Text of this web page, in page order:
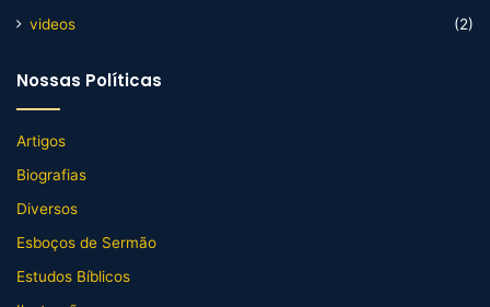
videos
(2)
Nossas Políticas
Artigos
Biografias
Diversos
Esboços de Sermão
Estudos Bíblicos